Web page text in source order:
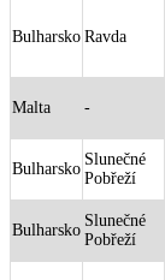
Bulharsko Ravda
Malta
-
Bulharsko
Slunečné
Pobřeží
Bulharsko
Slunečné
Pobřeží